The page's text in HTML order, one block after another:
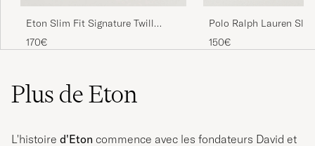
Eton Slim Fit Signature Twill
Contrast Shirt White
170€
Polo Ralph Lauren
Cut Away Dress Shirt
150€
Plus de Eton
L'histoire d'Eton commence avec les fondateurs David et